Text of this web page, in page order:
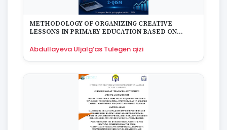
METHODOLOGY OF ORGANIZING CREATIVE
LESSONS IN PRIMARY EDUCATION BASED ON
Abdullayeva Uljalg‘as Tulegen qizi